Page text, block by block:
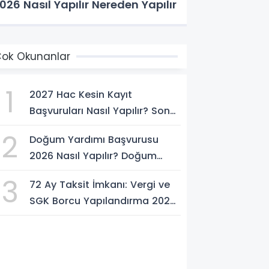
Nasıl Yapılır Nereden Yapılır
Okunanlar
1
2027 Hac Kesin Kayıt
Başvuruları Nasıl Yapılır? Son
2
Doğum Yardımı Başvurusu
2026 Nasıl Yapılır? Doğum
3
72 Ay Taksit İmkanı: Vergi ve
SGK Borcu Yapılandırma 2026